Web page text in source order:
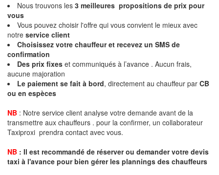
Nous trouvons les 3 meilleures propositions de prix pour
vous
Vous pouvez choisir l'offre qui vous convient le mieux avec
notre service client
Choisissez votre chauffeur et recevez un SMS de
confirmation
Des prix fixes et communiqués à l’avance . Aucun frais,
aucune majoration
Le paiement se fait à bord, directement au chauffeur par CB
ou en espèces
NB : Notre service client analyse votre demande avant de la
transmettre aux chauffeurs . pour la confirmer, un collaborateur
Taxiproxi prendra contact avec vous.
NB : Il est recommandé de réserverou demandervotre devis
taxi à l'avance pour bien gérer les plannings des chauffeurs